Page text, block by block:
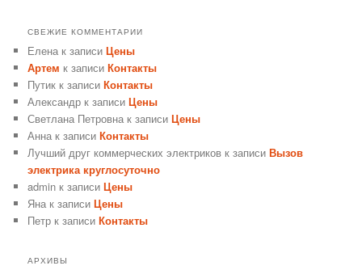
СВЕЖИЕ КОММЕНТАРИИ
Елена к записиЦены
Артем к записиКонтакты
Путик к записиКонтакты
Александр к записиЦены
Светлана Петровна к записиЦены
Анна к записиКонтакты
Лучший друг коммерческих электриков к записиВызов
электрика круглосуточно
admin к записиЦены
Яна к записиЦены
Петр к записиКонтакты
АРХИВЫ